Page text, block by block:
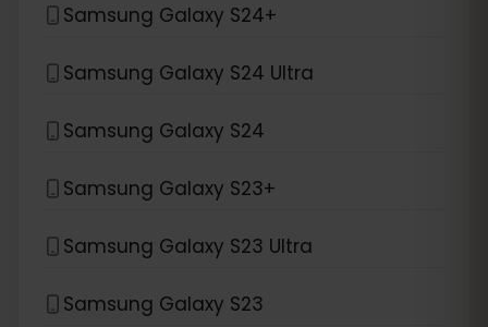
Samsung Galaxy S24+
Samsung Galaxy S24 Ultra
Samsung Galaxy S24
Samsung Galaxy S23+
Samsung Galaxy S23 Ultra
Samsung Galaxy S23